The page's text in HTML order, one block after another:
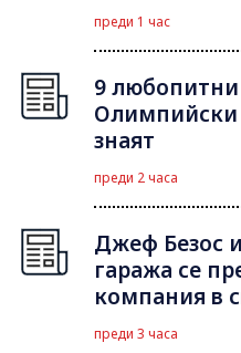
преди 1 час
9 любопитни
Олимпийски
знаят
преди 2 часа
Джеф Безос
гаража се
компания в
преди 3 часа